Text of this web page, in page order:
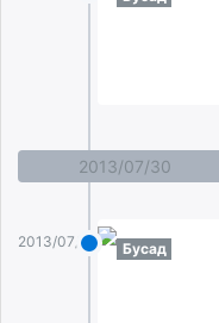
2013/07/30
2013/07/30 Бусад